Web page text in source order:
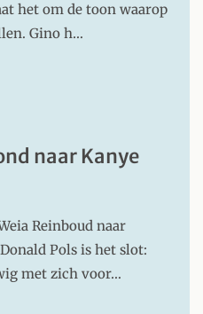
het om de toon waarop
Gino h…
naar Kanye
Reinboud naar
Pols is het slot:
met zich voor…